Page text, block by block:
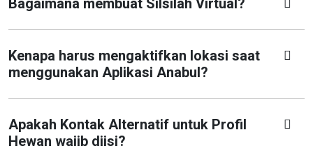
Bagaimana membuat Silsilah Virtual?
Kenapa harus mengaktifkan lokasi saat
menggunakan Aplikasi Anabul?
Apakah Kontak Alternatif untuk Profil
Hewan wajib diisi?